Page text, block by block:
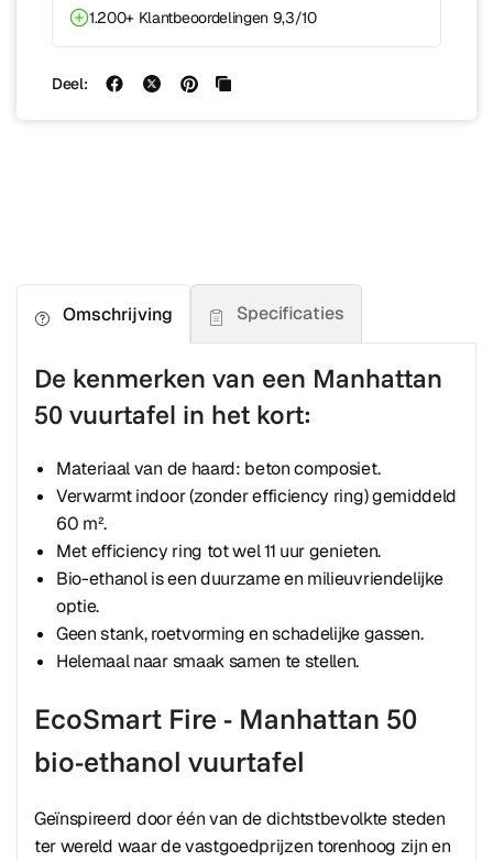
1.200+ Klantbeoordelingen 9,3/10
Deel:
Omschrijving Specificaties
De kenmerken van een Manhattan
50 vuurtafel in het kort:
Materiaal van de haard: beton composiet.
Verwarmt indoor (zonder efficiency ring) gemiddeld
60 m².
Met efficiency ring tot wel 11 uur genieten.
Bio-ethanol is een duurzame en milieuvriendelijke
optie.
Geen stank, roetvorming en schadelijke gassen.
Helemaal naar smaak samen te stellen.
EcoSmart Fire - Manhattan 50
bio-ethanol vuurtafel
Geïnspireerd door één van de dichtstbevolkte steden
ter wereld waar de vastgoedprijzen torenhoog zijn en